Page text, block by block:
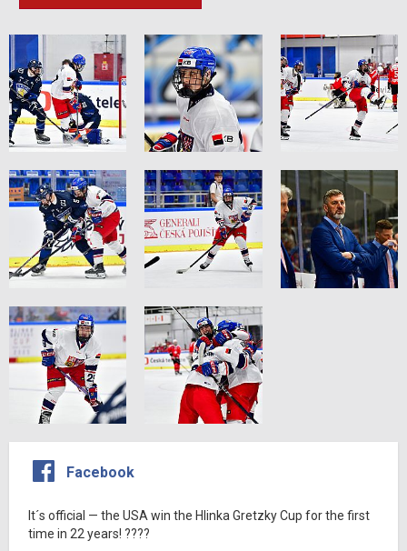
Facebook
It´s official — the USA win the Hlinka Gretzky Cup for the first
time in 22 years! ????